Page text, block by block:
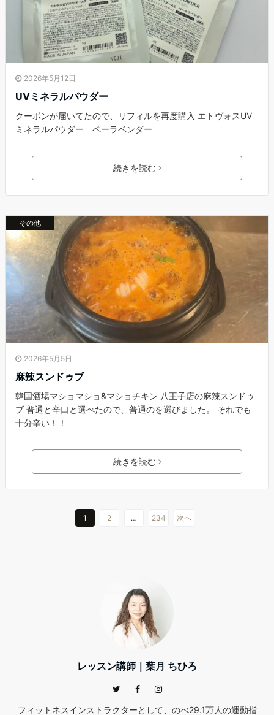
2026年5月12日
UVミネラルパウダー
クーポンが届いてたので、リフィルを再度購入 エトヴォスUV
ミネラルパウダー ペーラベンダー
続きを読む
その他
2026年5月5日
麻辣スンドゥブ
韓国酒場マショマショ&マショチキン 八王子店の麻辣スンドゥ
ブ 普通と辛口と選べたので、普通のを選びました。 それでも
十分辛い！！
続きを読む
1 2 … 234 次へ
レッスン講師｜葉月 ちひろ
フィットネスインストラクターとして、のべ29.1万人の運動指